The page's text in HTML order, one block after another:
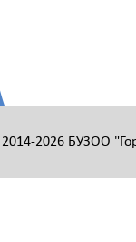
2026 БУЗОО